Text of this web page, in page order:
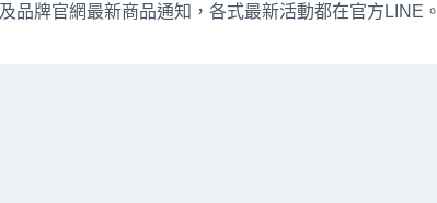
品牌官網最新商品通知，各式最新活動都在官方LINE。